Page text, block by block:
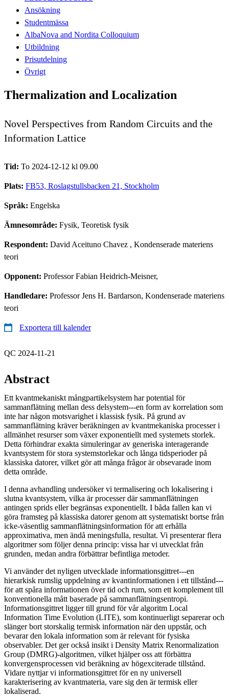
Ansökning
Studentmässa
AlbaNova and Nordita Colloquium
Utbildning
Prisutdelning
Övrigt
Thermalization and Localization
Novel Perspectives from Random Circuits and the
Information Lattice
Tid: To 2024-12-12 kl 09.00
Plats: FB53, Roslagstullsbacken 21, Stockholm
Språk: Engelska
Ämnesområde: Fysik, Teoretisk fysik
Respondent: David Aceituno Chavez , Kondenserade materiens
teori
Opponent: Professor Fabian Heidrich-Meisner,
Handledare: Professor Jens H. Bardarson, Kondenserade materiens
teori
Exportera till kalender
QC 2024-11-21
Abstract
Ett kvantmekaniskt mångpartikelsystem har potential för
sammanflätning mellan dess delsystem---en form av korrelation som
inte har någon motsvarighet i klassisk fysik. På grund av
sammanflätning kräver beräkningen av kvantmekaniska processer i
allmänhet resurser som växer exponentiellt med systemets storlek.
Detta förhindrar exakta simuleringar av generiska interagerande
kvantsystem för stora systemstorlekar och långa tidsperioder på
klassiska datorer, vilket gör att många frågor är obsevarade inom
detta område.
I denna avhandling undersöker vi termalisering och lokalisering i
slutna kvantsystem, vilka är processer där sammanflätningen
antingen sprids eller begränsas exponentiellt. I båda fallen kan vi
göra framsteg på klassiska datorer genom att systematiskt bortse från
icke-väsentlig sammanflätningsinformation för att erhålla
approximativa, men ändå meningsfulla, resultat. Vi presenterar flera
algoritmer som följer denna princip: vissa har vi utvecklat från
grunden, medan andra förbättrar befintliga metoder.
Vi använder det nyligen utvecklade informationsgittret---en
hierarkisk rumslig uppdelning av kvantinformationen i ett tillstånd---
för att spåra informationen över tid och rum, som ett komplement till
konventionella mått baserade på sammanflätningsentropi.
Informationsgittret ligger till grund för vår algoritm Local
Information Time Evolution (LITE), som kontinuerligt separerar och
slänger bort storskalig termisk information när den uppstår, och
bevarar den lokala information som är relevant för fysiska
observabler. Det ger också insikt i Density Matrix Renormalization
Group (DMRG)-algoritmen, vilket hjälper oss att förbättra
konvergensprocessen vid beräkning av högexciterade tillstånd.
Vidare nyttjar vi informationsgittret för en ny universell
karakterisering av kvantmateria, vare sig den är termisk eller
lokaliserad.